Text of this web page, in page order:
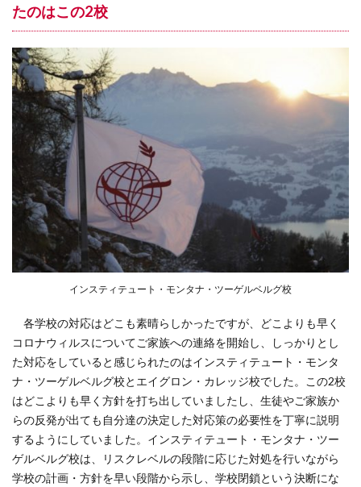
たのはこの2校
インスティテュート・モンタナ・ツーゲルベルグ校
各学校の対応はどこも素晴らしかったですが、どこよりも早く
コロナウィルスについてご家族への連絡を開始し、しっかりとし
た対応をしていると感じられたのはインスティテュート・モンタ
ナ・ツーゲルベルグ校とエイグロン・カレッジ校でした。この2校
はどこよりも早く方針を打ち出していましたし、生徒やご家族か
らの反発が出ても自分達の決定した対応策の必要性を丁寧に説明
するようにしていました。インスティテュート・モンタナ・ツー
ゲルベルグ校は、リスクレベルの段階に応じた対処を行いながら
学校の計画・方針を早い段階から示し、学校閉鎖という決断にな